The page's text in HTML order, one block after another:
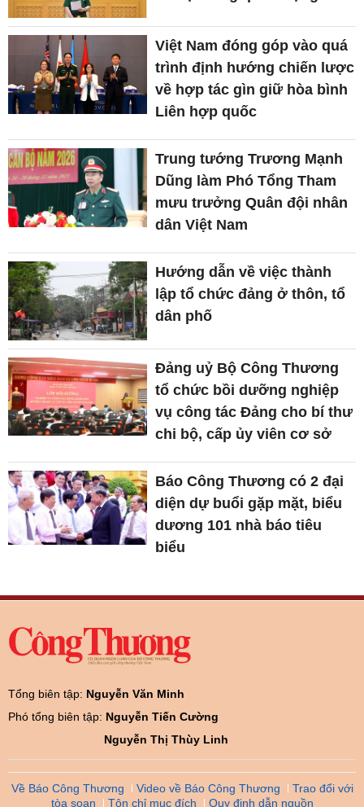
Việt Nam đóng góp vào quá
trình định hướng chiến lược
về hợp tác gìn giữ hòa bình
Liên hợp quốc
Trung tướng Trương Mạnh
Dũng làm Phó Tổng Tham
mưu trưởng Quân đội nhân
dân Việt Nam
Hướng dẫn về việc thành
lập tổ chức đảng ở thôn, tổ
dân phố
Đảng uỷ Bộ Công Thương
tổ chức bồi dưỡng nghiệp
vụ công tác Đảng cho bí thư
chi bộ, cấp ủy viên cơ sở
Báo Công Thương có 2 đại
diện dự buổi gặp mặt, biểu
dương 101 nhà báo tiêu
biểu
Tổng biên tập: Nguyễn Văn Minh
Phó tổng biên tập: Nguyễn Tiến Cường
Nguyễn Thị Thùy Linh
Về Báo Công Thương Video về Báo Công Thương
Trao đổi với
tòa soạn
Tôn chỉ mục đích Quy định dẫn nguồn